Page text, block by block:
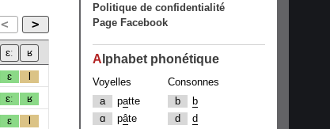
ɛ l
ɛː ʁ
ɛ l
Politique de confidentialité
Page Facebook
A lphabet phonétique
Voyelles
a
patte
ɑ
pâte
Consonnes
b
b
d
d